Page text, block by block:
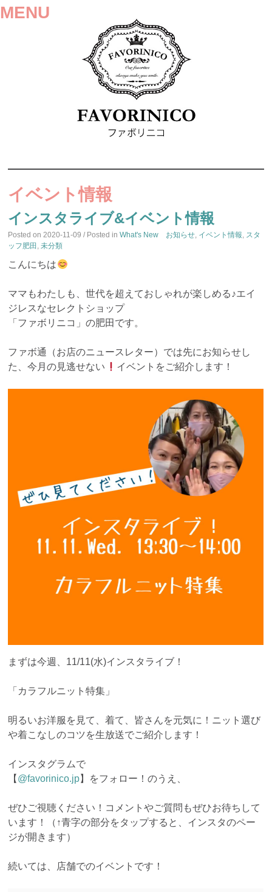
MENU
TO
CONTENT
イベント情報
インスタライブ&イベント情報
Posted on2020-11-09 / Posted inWhat's New お知らせ, イベント情報, スタ
ッフ肥田 ,未分類
こんにちは
ママもわたしも、世代を超えておしゃれが楽しめる♪エイ
ジレスなセレクトショップ
「ファボリニコ」の肥田です。
ファボ通（お店のニュースレター）では先にお知らせし
た、今月の見逃せない
イベントをご紹介します！
まずは今週、11/11(水)インスタライブ！
「カラフルニット特集」
明るいお洋服を見て、着て、皆さんを元気に！ニット選び
や着こなしのコツを生放送でご紹介します！
インスタグラムで
【 @favorinico.jp】をフォロー！のうえ、
ぜひご視聴ください！コメントやご質問もぜひお待ちして
います！（↑青字の部分をタップすると、インスタのペー
ジが開きます）
続いては、店舗でのイベントです！